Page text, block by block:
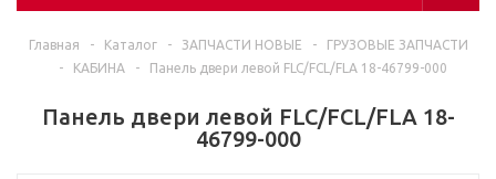
Главная - Каталог - ЗАПЧАСТИ НОВЫЕ -
ГРУЗОВЫЕ ЗАПЧАСТИ
-
КАБИНА - Панель двери левой FLC/FCL/FLA 18-46799-000
Панель двери левой FLC/FCL/FLA 18-
46799-000